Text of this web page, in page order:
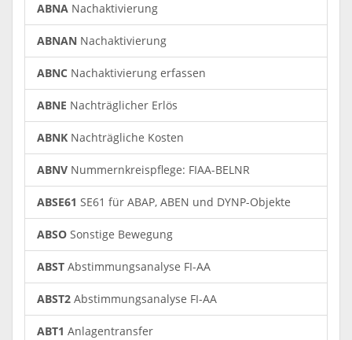
ABNA Nachaktivierung
ABNAN Nachaktivierung
ABNC Nachaktivierung erfassen
ABNE Nachträglicher Erlös
ABNK Nachträgliche Kosten
ABNV Nummernkreispflege: FIAA-BELNR
ABSE61 SE61 für ABAP, ABEN und DYNP-Objekte
ABSO Sonstige Bewegung
ABST Abstimmungsanalyse FI-AA
ABST2 Abstimmungsanalyse FI-AA
ABT1 Anlagentransfer